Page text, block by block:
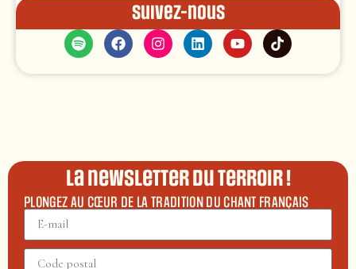
Suivez-nous
La newsletter du terroir !
PLONGEZ AU CŒUR DE LA TRADITION DU CHANT FRANÇAIS